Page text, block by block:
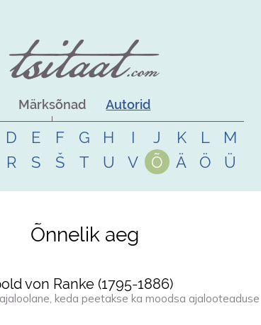
Märksõnad Autorid
D E F G H I J K L
M
R S Š T U V Õ Ä Ö Ü
Õnnelik aeg
von Ranke (1795-1886)
keda peetakse ka moodsa ajalooteaduse